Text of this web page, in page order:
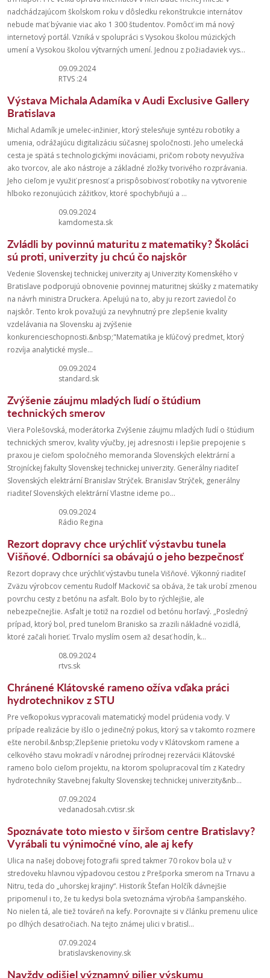
nadchádzajúcom školskom roku v dôsledku rekonštrukcie internátov
nebude mať bývanie viac ako 1 300 študentov. Pomôcť im má nový
internetový portál. Vzniká v spolupráci s Vysokou školou múzických
umení a Vysokou školou výtvarných umení. Jednou z požiadaviek vys...
09.09.2024
RTVS :24
Výstava Michala Adamíka v Audi Exclusive Gallery
Bratislava
Michal Adamík je umelec-inžinier, ktorý stelesňuje syntézu robotiky a
umenia, odrážajúcu digitalizáciu súčasnej spoločnosti. Jeho umelecká
cesta je spätá s technologickými inováciami, pričom roboty nevyužíva
ako tvorcov, ale ako nástroje a základné zložky tvorivého rozprávania.
Jeho cieľom je využiť presnosť a prispôsobivosť robotiky na vytvorenie
hlboko rezonujúcich zážitkov, ktoré spochybňujú a ...
09.09.2024
kamdomesta.sk
Zvládli by povinnú maturitu z matematiky? Školáci
sú proti, univerzity ju chcú čo najskôr
Vedenie Slovenskej technickej univerzity aj Univerzity Komenského v
Bratislave podporujú obnovenie povinnej maturitnej skúšky z matematiky
na návrh ministra Druckera. Apelujú na to, aby ju rezort zaviedol čo
najskôr. Tento krok považujú za nevyhnutný pre zlepšenie kvality
vzdelávania na Slovensku aj zvýšenie
konkurencieschopnosti.&nbsp;"Matematika je kľúčový predmet, ktorý
rozvíja analytické mysle...
09.09.2024
standard.sk
Zvýšenie záujmu mladých ľudí o štúdium
technických smerov
Viera Polešovská, moderátorka Zvýšenie záujmu mladých ľudí o štúdium
technických smerov, kvality výučby, jej adresnosti i lepšie prepojenie s
praxou je cieľom spoločného memoranda Slovenských elektrární a
Strojníckej fakulty Slovenskej technickej univerzity. Generálny riaditeľ
Slovenských elektrární Branislav Strýček. Branislav Strýček, generálny
riaditeľ Slovenských elektrární Vlastne ideme po...
09.09.2024
Rádio Regina
Rezort dopravy chce urýchliť výstavbu tunela
Višňové. Odborníci sa obávajú o jeho bezpečnosť
Rezort dopravy chce urýchliť výstavbu tunela Višňové. Výkonný riaditeľ
Zväzu výrobcov cementu Rudolf Mackovič sa obáva, že tak urobí zmenou
povrchu cesty z betónu na asfalt. Bolo by to rýchlejšie, ale
nebezpečnejšie. Asfalt je totiž na rozdiel od betónu horľavý. „Posledný
prípad, ktorý bol, pred tunelom Branisko sa zrazili nákladné vozidlá,
ktoré začali horieť. Trvalo myslím osem až desať hodín, k...
08.09.2024
rtvs.sk
Chránené Klátovské rameno ožíva vďaka práci
hydrotechnikov z STU
Pre veľkopokus vypracovali matematický model prúdenia vody. V
prípade realizácie by išlo o jedinečný pokus, ktorý sa v takomto rozmere
ešte nerobil.&nbsp;Zlepšenie prietoku vody v Klátovskom ramene a
celkového stavu mokradí v národnej prírodnej rezervácii Klátovské
rameno bolo cieľom projektu, na ktorom spolupracoval tím z Katedry
hydrotechniky Stavebnej fakulty Slovenskej technickej univerzity&nb...
07.09.2024
vedanadosah.cvtisr.sk
Spoznávate toto miesto v širšom centre Bratislavy?
Vyrábali tu výnimočné víno, ale aj kefy
Ulica na našej dobovej fotografii spred takmer 70 rokov bola už v
stredoveku hlavnou výpadovou cestou z Prešporka smerom na Trnavu a
Nitru, teda do „uhorskej krajiny“. Historik Štefan Holčík dávnejšie
pripomenul i to, že tu kedysi bola svetoznáma výrobňa šampanského.
No nielen tá, ale tiež továreň na kefy. Porovnajte si v článku premenu ulice
po dlhých desaťročiach. Na tejto známej ulici v bratisl...
07.09.2024
bratislavskenoviny.sk
Navždy odišiel významný pilier výskumu